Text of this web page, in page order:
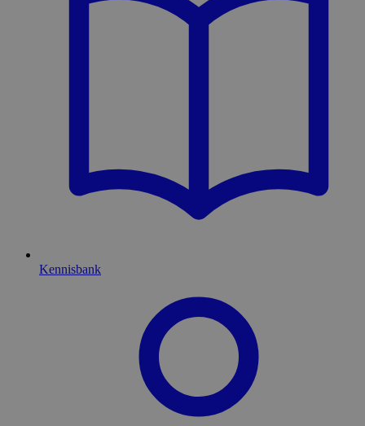
Kennisbank